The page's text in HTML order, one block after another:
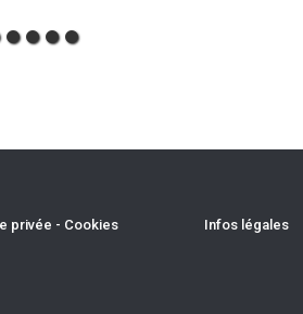
privée - Cookies Infos légales